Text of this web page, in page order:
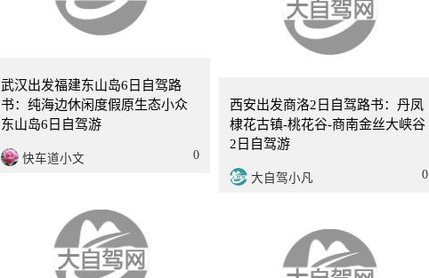
武汉出发福建东山岛6日自驾路
书：纯海边休闲度假原生态小众
东山岛6日自驾游
快车道小文 0
西安出发商洛2日自驾路书：丹凤
棣花古镇-桃花谷-商南金丝大峡谷
2日自驾游
大自驾小凡 0